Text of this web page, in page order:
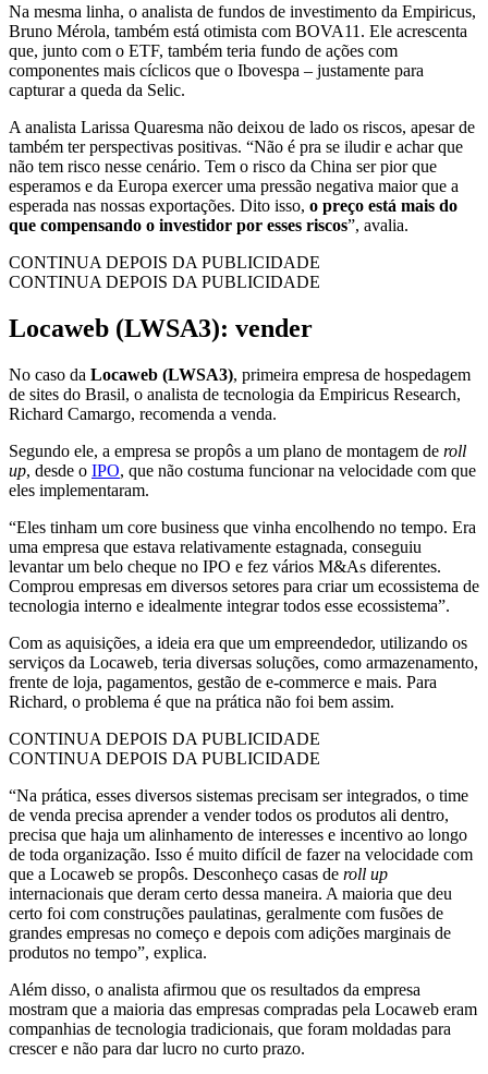
Na mesma linha, o analista de fundos de investimento da Empiricus,
Bruno Mérola, também está otimista com BOVA11. Ele acrescenta
que, junto com o ETF, também teria fundo de ações com
componentes mais cíclicos que o Ibovespa – justamente para
capturar a queda da Selic.
A analista Larissa Quaresma não deixou de lado os riscos, apesar de
também ter perspectivas positivas. “Não é pra se iludir e achar que
não tem risco nesse cenário. Tem o risco da China ser pior que
esperamos e da Europa exercer uma pressão negativa maior que a
esperada nas nossas exportações. Dito isso, o preço está mais do
que compensando o investidor por esses riscos”, avalia.
CONTINUA DEPOIS DA PUBLICIDADE
CONTINUA DEPOIS DA PUBLICIDADE
Locaweb (LWSA3): vender
No caso da Locaweb (LWSA3), primeira empresa de hospedagem
de sites do Brasil, o analista de tecnologia da Empiricus Research,
Richard Camargo, recomenda a venda.
Segundo ele, a empresa se propôs a um plano de montagem de roll
up, desde o IPO, que não costuma funcionar na velocidade com que
eles implementaram.
“Eles tinham um core business que vinha encolhendo no tempo. Era
uma empresa que estava relativamente estagnada, conseguiu
levantar um belo cheque no IPO e fez vários M&As diferentes.
Comprou empresas em diversos setores para criar um ecossistema de
tecnologia interno e idealmente integrar todos esse ecossistema”.
Com as aquisições, a ideia era que um empreendedor, utilizando os
serviços da Locaweb, teria diversas soluções, como armazenamento,
frente de loja, pagamentos, gestão de e-commerce e mais. Para
Richard, o problema é que na prática não foi bem assim.
CONTINUA DEPOIS DA PUBLICIDADE
CONTINUA DEPOIS DA PUBLICIDADE
“Na prática, esses diversos sistemas precisam ser integrados, o time
de venda precisa aprender a vender todos os produtos ali dentro,
precisa que haja um alinhamento de interesses e incentivo ao longo
de toda organização. Isso é muito difícil de fazer na velocidade com
que a Locaweb se propôs. Desconheço casas de roll up
internacionais que deram certo dessa maneira. A maioria que deu
certo foi com construções paulatinas, geralmente com fusões de
grandes empresas no começo e depois com adições marginais de
produtos no tempo”, explica.
Além disso, o analista afirmou que os resultados da empresa
mostram que a maioria das empresas compradas pela Locaweb eram
companhias de tecnologia tradicionais, que foram moldadas para
crescer e não para dar lucro no curto prazo.